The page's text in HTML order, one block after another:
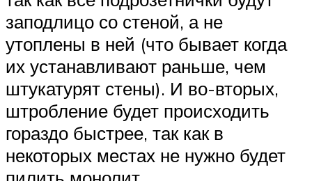
заподлицо со стеной, а не
утоплены в ней (что бывает когда
их устанавливают раньше, чем
штукатурят стены). И во-вторых,
штробление будет происходить
гораздо быстрее, так как в
некоторых местах не нужно будет